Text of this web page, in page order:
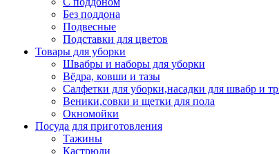
Без поддона
Подвесные
Подставки для цветов
Товары для уборки
Швабры и наборы для уборки
Вёдра, ковши и тазы
Салфетки для уборки,насадки для швабр и
Веники,совки и щетки для пола
Окномойки
Посуда для приготовления
Тажины
Кастрюли